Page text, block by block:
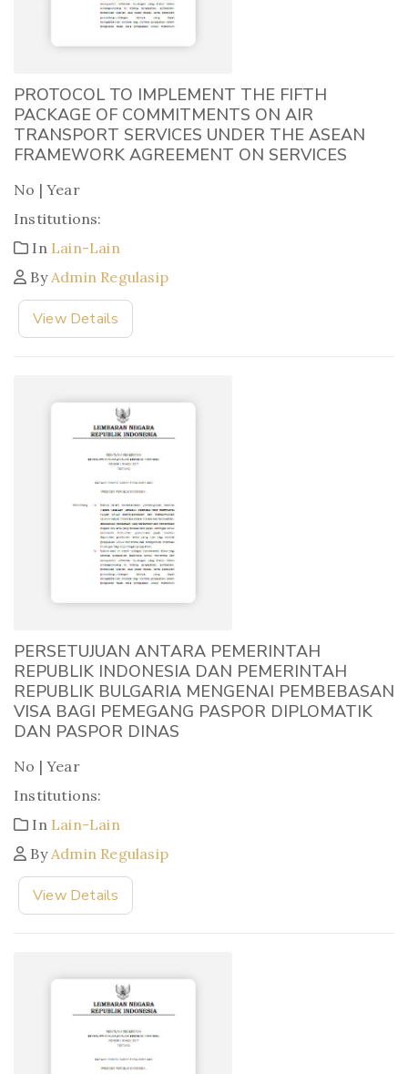
PROTOCOL TO IMPLEMENT THE FIFTH
PACKAGE OF COMMITMENTS ON AIR
TRANSPORT SERVICES UNDER THE ASEAN
FRAMEWORK AGREEMENT ON SERVICES
No | Year
Institutions:
In Lain-Lain
ByAdmin Regulasip
View Details
PERSETUJUAN ANTARA PEMERINTAH
REPUBLIK INDONESIA DAN PEMERINTAH
REPUBLIK BULGARIA MENGENAI PEMBEBASAN
VISA BAGI PEMEGANG PASPOR DIPLOMATIK
DAN PASPOR DINAS
No | Year
Institutions:
In Lain-Lain
ByAdmin Regulasip
View Details